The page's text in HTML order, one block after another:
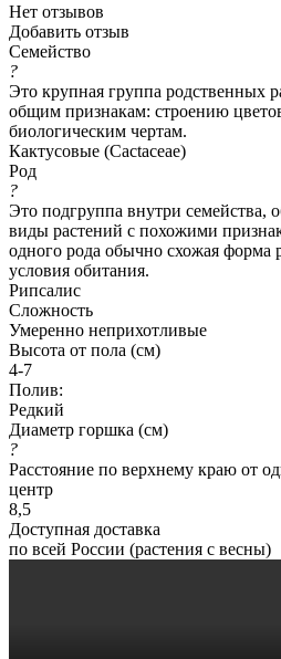
Нет отзывов
Добавить отзыв
Семейство
?
Это крупная группа родственных
общим признакам: строению
биологическим чертам.
Кактусовые (Cactaceae)
Род
?
Это подгруппа внутри семейства,
виды растений с похожими
одного рода обычно схожая форма
условия обитания.
Рипсалис
Сложность
Умеренно неприхотливые
Высота от пола (см)
4-7
Полив:
Редкий
Диаметр горшка (см)
?
Расстояние по верхнему краю от
центр
8,5
Доступная доставка
по всей России (растения с весны)